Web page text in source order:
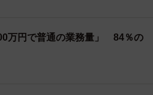
万円で普通の業務量」 84％の